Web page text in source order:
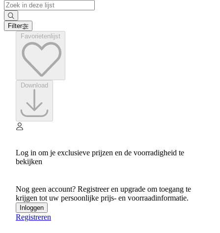
Filter
Log in om je exclusieve prijzen en de voorradigheid te
bekijken
Nog geen account? Registreer en upgrade om toegang te
krijgen tot uw persoonlijke prijs- en voorraadinformatie.
Inloggen
Registreren